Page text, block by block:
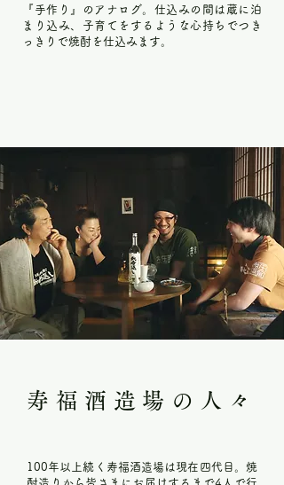
『手作り』のアナログ。仕込みの間は蔵に泊
まり込み、子育てをするような心持ちでつき
っきりで焼酎を仕込みます。
寿福酒造場の人々
100年以上続く寿福酒造場は現在四代目。焼